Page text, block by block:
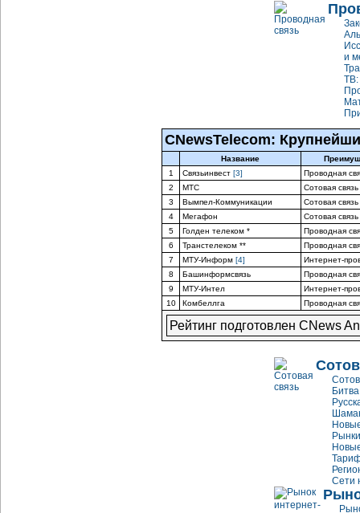
и
ТВ:
CNewsTelecom:
Название
1
Связьинвест [3]
Проводная
2
МТС
Сотовая связь
3
Вымпел-Коммуникации
Сотовая связь
4
Мегафон
Сотовая связь
5
Голден телеком *
Проводная
6
Транстелеком **
Проводная
7
МТУ-Информ [4]
Интернет-
8
Башинформсвязь
Проводная
9
МТУ-Интел
Интернет-
10
Комбеллга Проводная
Рейтинг подготовлен CNews
Сети